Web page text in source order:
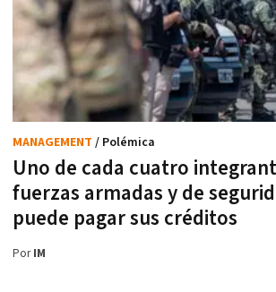
Uno de cada cuatro
fuerzas armadas y de
puede pagar sus créditos
MANAGEMENT / Polémica
PorIM